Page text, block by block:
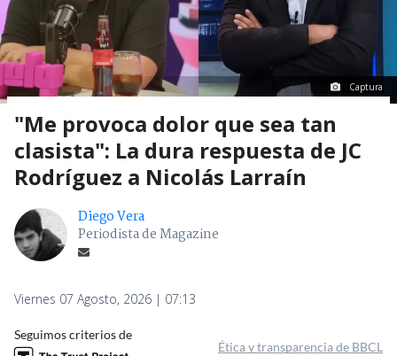
Captura
"Me provoca dolor que sea tan
clasista": La dura respuesta de JC
Rodríguez a Nicolás Larraín
Diego Vera
Periodista de Magazine
Viernes 07 Agosto, 2026 | 07:13
Seguimos criterios de
Ética y transparencia de BBCL